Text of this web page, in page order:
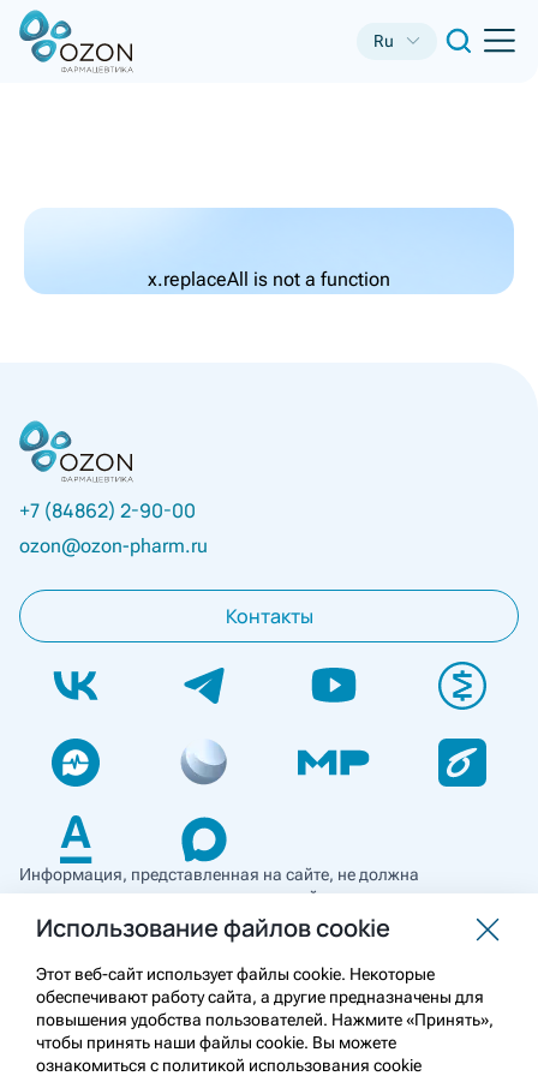
Ru
x.replaceAll is not a function
+7 (84862) 2-90-00
ozon@ozon-pharm.ru
Контакты
Информация, представленная на сайте, не должна
использоваться для самостоятельной диагностики и лечения
и не может служить заменой очной консультации врача. Перед
применением необходимо ознакомиться
с противопоказаниями препарата. Информация
о лекарственных средствах рецептурного отпуска
предназначена для медицинских и фармацевтических
работников.
Использование файлов cookie
Этот веб-сайт использует файлы cookie. Некоторые
обеспечивают работу сайта, а другие предназначены для
повышения удобства пользователей. Нажмите «Принять»,
чтобы принять наши файлы cookie. Вы можете
ознакомиться с политикой использования cookie